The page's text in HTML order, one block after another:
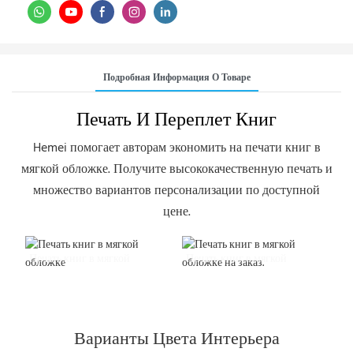
Подробная Информация О Товаре
Печать И Переплет Книг
Hemei помогает авторам экономить на печати книг в
мягкой обложке. Получите высококачественную печать и
множество вариантов персонализации по доступной
цене.
Печать книг в мягкой
Печать книг в мягкой
Варианты Цвета Интерьера